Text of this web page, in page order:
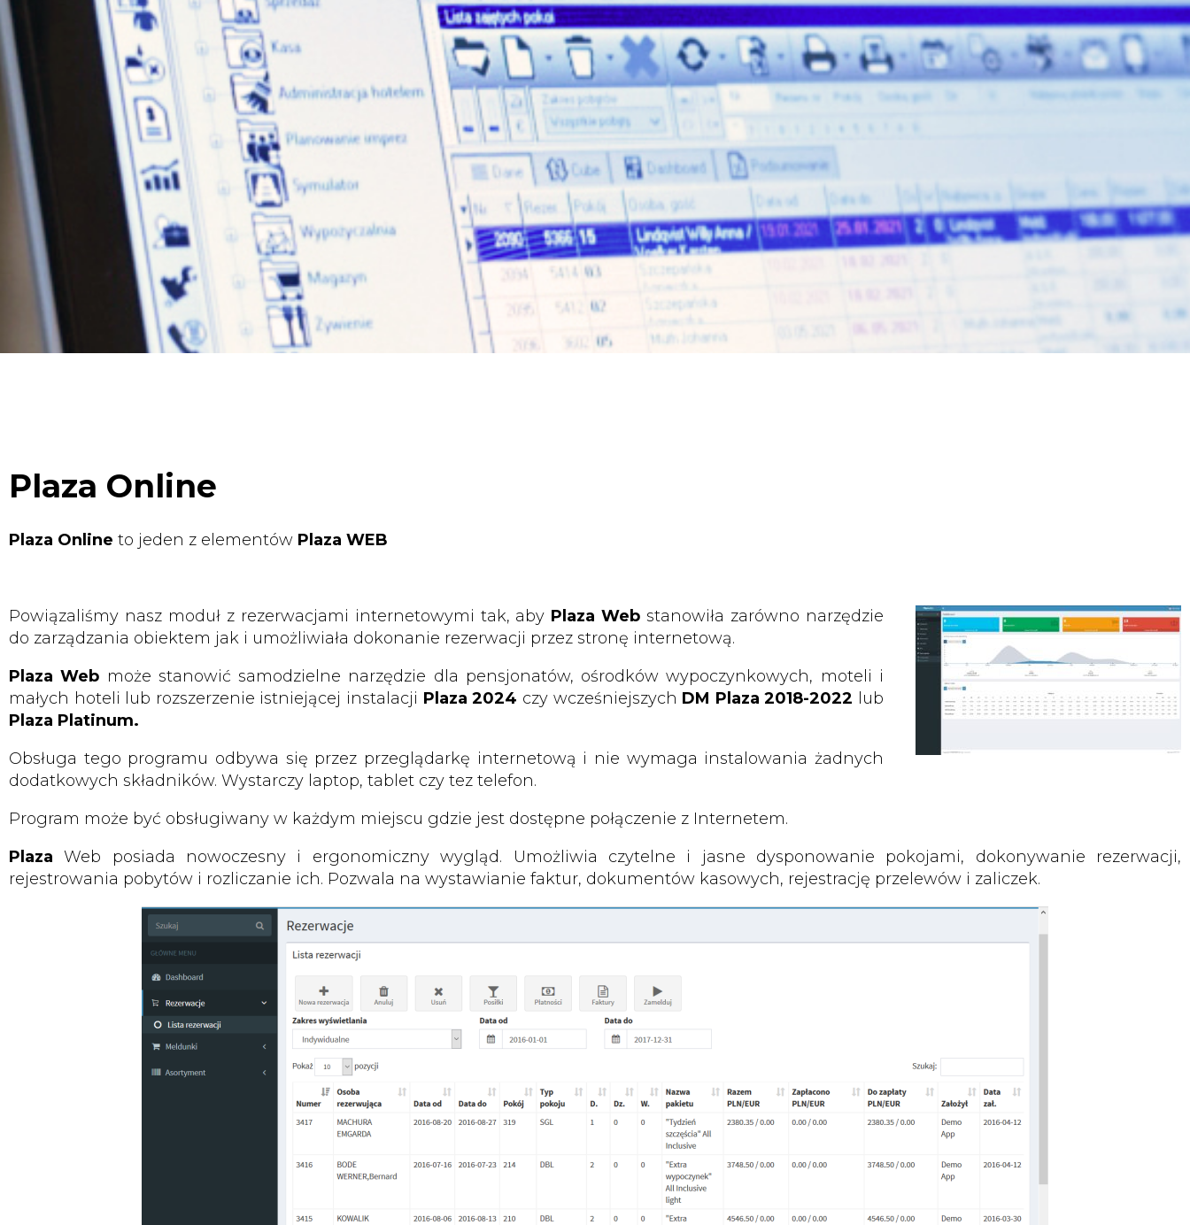
Plaza Online
Plaza Online to jeden z elementów Plaza WEB
Powiązaliśmy nasz moduł z rezerwacjami internetowymi tak, aby Plaza Web stanowiła zarówno narzędzie
do zarządzania obiektem jak i umożliwiała dokonanie rezerwacji przez stronę internetową.
Plaza Web może stanowić samodzielne narzędzie dla pensjonatów, ośrodków wypoczynkowych, moteli i
małych hoteli lub rozszerzenie istniejącej instalacji Plaza 2024 czy wcześniejszych DM Plaza 2018-2022 lub
Plaza Platinum.
Obsługa tego programu odbywa się przez przeglądarkę internetową i nie wymaga instalowania żadnych
dodatkowych składników. Wystarczy laptop, tablet czy tez telefon.
Program może być obsługiwany w każdym miejscu gdzie jest dostępne połączenie z Internetem.
Plaza Web posiada nowoczesny i ergonomiczny wygląd. Umożliwia czytelne i jasne dysponowanie pokojami, dokonywanie rezerwacji,
rejestrowania pobytów i rozliczanie ich. Pozwala na wystawianie faktur, dokumentów kasowych, rejestrację przelewów i zaliczek.